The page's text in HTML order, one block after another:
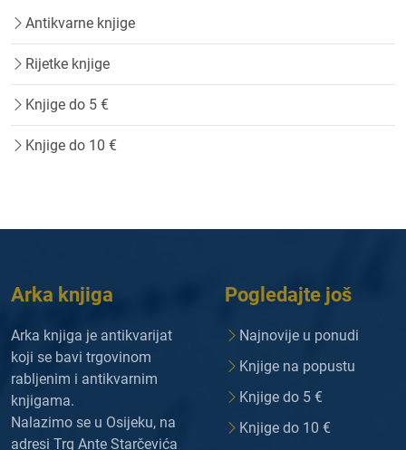
Antikvarne knjige
Rijetke knjige
Knjige do 5 €
Knjige do 10 €
Arka knjiga
Arka knjiga je antikvarijat
koji se bavi trgovinom
rabljenim i antikvarnim
knjigama.
Nalazimo se u Osijeku, na
adresi Trg Ante Starčevića
Pogledajte još
Najnovije u ponudi
Knjige na popustu
Knjige do 5 €
Knjige do 10 €